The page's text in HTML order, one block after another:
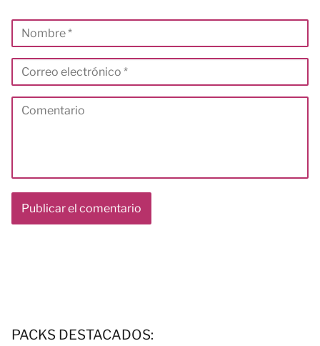
PACKS DESTACADOS: